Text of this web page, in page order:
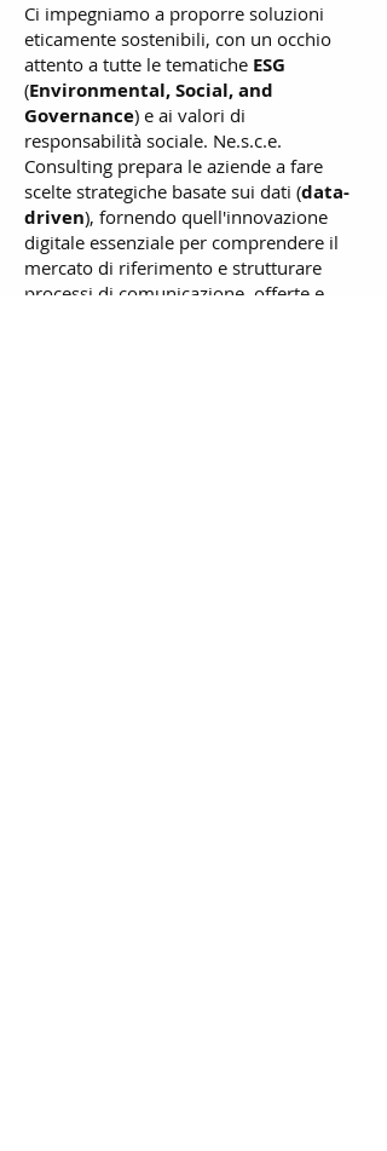
Ci impegniamo a proporre soluzioni
eticamente sostenibili, con un occhio
attento a tutte le tematiche ESG
(Environmental, Social, and
Governance) e ai valori di
responsabilità sociale. Ne.s.c.e.
Consulting prepara le aziende a fare
scelte strategiche basate sui dati (data-
driven), fornendo quell'innovazione
digitale essenziale per comprendere il
mercato di riferimento e strutturare
processi di comunicazione, offerte e